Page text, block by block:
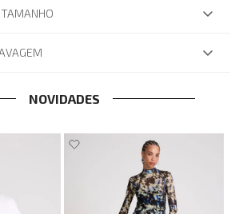
TAMANHO
NOVIDADES